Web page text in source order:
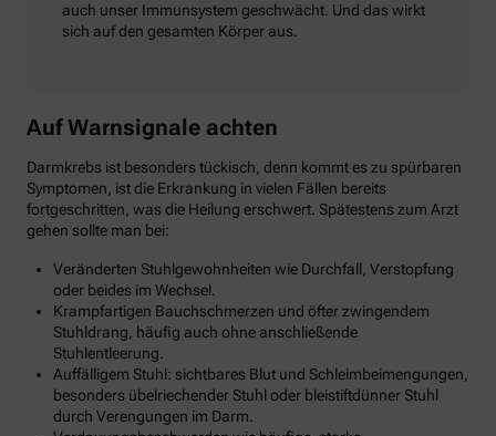
auch unser Immunsystem geschwächt. Und das wirkt
sich auf den gesamten Körper aus.
Auf Warnsignale achten
Darmkrebs ist besonders tückisch, denn kommt es zu spürbaren
Symptomen, ist die Erkrankung in vielen Fällen bereits
fortgeschritten, was die Heilung erschwert. Spätestens zum Arzt
gehen sollte man bei:
Veränderten Stuhlgewohnheiten wie Durchfall, Verstopfung
oder beides im Wechsel.
Krampfartigen Bauchschmerzen und öfter zwingendem
Stuhldrang, häufig auch ohne anschließende
Stuhlentleerung.
Auffälligem Stuhl: sichtbares Blut und Schleimbeimengungen,
besonders übelriechender Stuhl oder bleistiftdünner Stuhl
durch Verengungen im Darm.